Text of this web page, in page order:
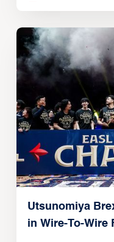
Utsunomiya
in Wire-To-Wire